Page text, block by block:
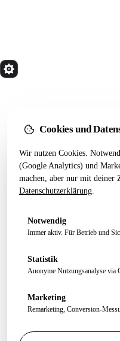
LEISTUNGEN
Alle Leistungen
Webseiten Aufbau
Conversion Tracking
Experten Netzwerk
Kontakt
Cookies und
Wir nutzen Cookies.
(Google Analytics) und
machen, aber nur mit deiner
Datenschutzerklärung
Notwendig
Immer aktiv. Für Betrieb und
Statistik
Anonyme Nutzungsanalyse via
Marketing
Remarketing, Conversion-